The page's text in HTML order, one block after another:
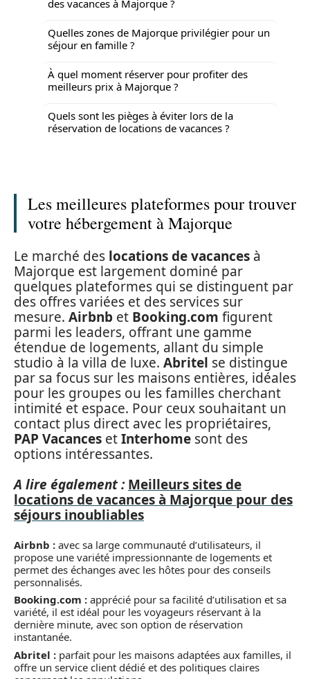
des vacances à Majorque ?
Quelles zones de Majorque privilégier pour un
séjour en famille ?
À quel moment réserver pour profiter des
meilleurs prix à Majorque ?
Quels sont les pièges à éviter lors de la
réservation de locations de vacances ?
Les meilleures plateformes pour trouver
votre hébergement à Majorque
Le marché des locations de vacances à
Majorque est largement dominé par
quelques plateformes qui se distinguent par
des offres variées et des services sur
mesure. Airbnb et Booking.com figurent
parmi les leaders, offrant une gamme
étendue de logements, allant du simple
studio à la villa de luxe. Abritel se distingue
par sa focus sur les maisons entières, idéales
pour les groupes ou les familles cherchant
intimité et espace. Pour ceux souhaitant un
contact plus direct avec les propriétaires,
PAP Vacances etInterhome sont des
options intéressantes.
A lire également : Meilleurs sites de
locations de vacances à Majorque pour des
séjours inoubliables
Airbnb : avec sa large communauté d’utilisateurs, il
propose une variété impressionnante de logements et
permet des échanges avec les hôtes pour des conseils
personnalisés.
Booking.com : apprécié pour sa facilité d’utilisation et sa
variété, il est idéal pour les voyageurs réservant à la
dernière minute, avec son option de réservation
instantanée.
Abritel : parfait pour les maisons adaptées aux familles, il
offre un service client dédié et des politiques claires